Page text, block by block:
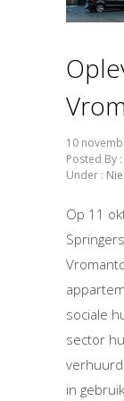
10
Posted By
Under :
Op 11
sociale
sector
in